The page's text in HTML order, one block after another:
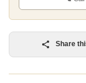
Share